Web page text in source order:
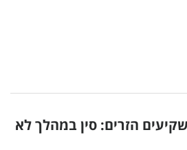
הזרים: סין במהלך לא